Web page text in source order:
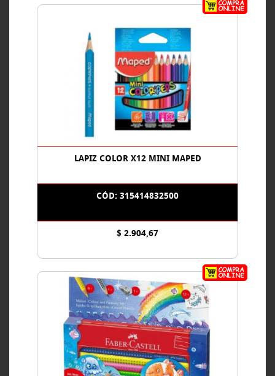
LAPIZ COLOR X12 MINI MAPED
CÓD: 315414832500
$ 2.904,67